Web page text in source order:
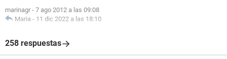
marinagr - 7 ago 2012 a las 09:08
Maria - 11 dic 2022 a las 18:10
258 respuestas